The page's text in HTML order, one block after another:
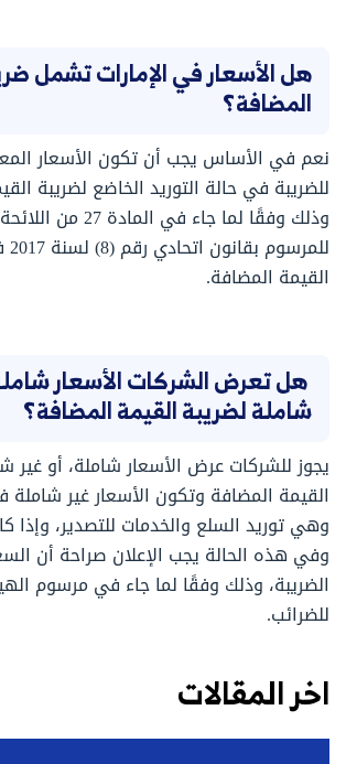
هل الأسعار في الإمارات تشمل
المضافة؟
نعم في الأساس يجب أن تكون الأسعار
للضريبة في حالة التوريد الخاضع لضريبة
وذلك وفقًا لما جاء في
القيمة المضافة.
هل تعرض الشركات الأسعار
شاملة لضريبة القيمة المضافة؟
يجوز للشركات عرض الأسعار شاملة، أو غير
القيمة المضافة وتكون الأسعار غير
وهي توريد السلع والخدمات للتصدير، وإذا
وفي هذه الحالة يجب الإعلان صراحة أن
الضريبة، وذلك وفقًا لما جاء في مرسوم
للضرائب.
اخر المقالات